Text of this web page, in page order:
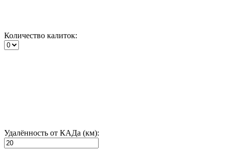
Количество калиток:
Удалённость от КАДа (км):